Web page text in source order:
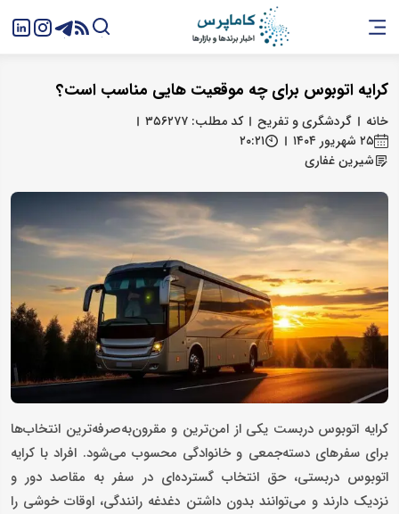
کرایه اتوبوس برای چه موقعیت هایی مناسب است؟
خانه گردشگری و تفریح
کد مطلب: ۳۵۶۲۷۷
۲۵ شهریور ۱۴۰۴
۲۰:۲۱
شیرین غفاری
کرایه اتوبوس دربست یکی از امن‌ترین و مقرون‌به‌صرفه‌ترین انتخاب‌ها
برای سفرهای دسته‌جمعی و خانوادگی محسوب می‌شود. افراد با کرایه
اتوبوس دربستی، حق انتخاب گسترده‌ای در سفر به مقاصد دور و
نزدیک دارند و می‌توانند بدون داشتن دغدغه رانندگی، اوقات خوشی را